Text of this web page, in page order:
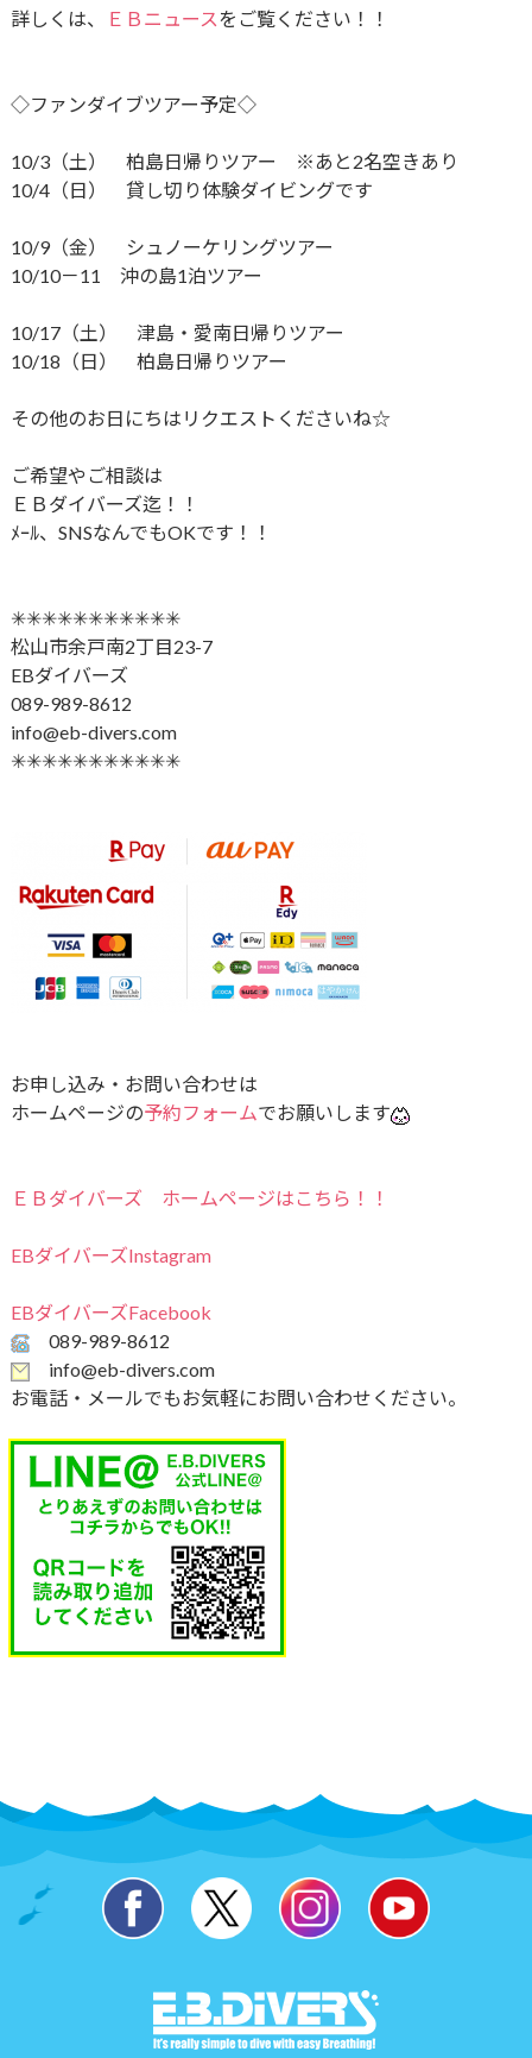
詳しくは、 ＥＢニュースをご覧ください！！
◇ファンダイブツアー予定◇
10/3（土） 柏島日帰りツアー ※あと2名空きあり
10/4（日） 貸し切り体験ダイビングです
10/9（金） シュノーケリングツアー
10/10－11 沖の島1泊ツアー
10/17（土） 津島・愛南日帰りツアー
10/18（日） 柏島日帰りツアー
その他のお日にちはリクエストくださいね☆
ご希望やご相談は
ＥＢダイバーズ迄！！
ﾒｰﾙ、SNSなんでもOKです！！
✳︎✳︎✳︎✳︎✳︎✳︎✳︎✳︎✳︎✳︎✳︎
松山市余戸南2丁目23-7
EBダイバーズ
089-989-8612
info@eb-divers.com
✳︎✳︎✳︎✳︎✳︎✳︎✳︎✳︎✳︎✳︎✳︎
お申し込み・お問い合わせは
ホームページの予約フォームでお願いします
ＥＢダイバーズ ホームページはこちら！！
EBダイバーズInstagram
EBダイバーズFacebook
089-989-8612
info@eb-divers.com
お電話・メールでもお気軽にお問い合わせください。